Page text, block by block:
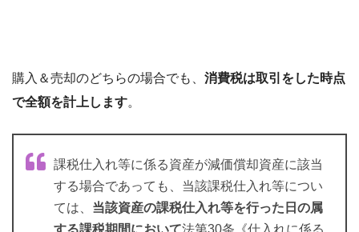
購入＆売却のどちらの場合でも、 消費税は取引をした時点
で全額を計上します。
課税仕入れ等に係る資産が減価償却資産に該当
する場合であっても、当該課税仕入れ等につい
ては、 当該資産の課税仕入れ等を行った日の属